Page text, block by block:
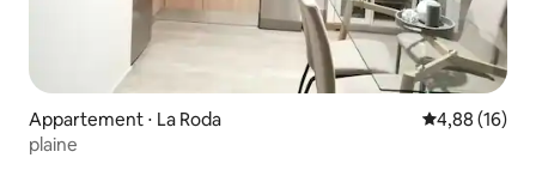
Appartement ⋅ La Roda Évaluation
4,88 (16)
plaine